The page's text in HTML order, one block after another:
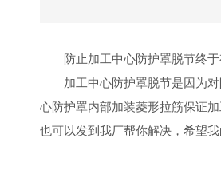
防止加工中心防护罩脱节终
加工中心防护罩脱节是因为
心防护罩内部加装菱形拉筋保证
也可以发到我厂帮你解决，希望